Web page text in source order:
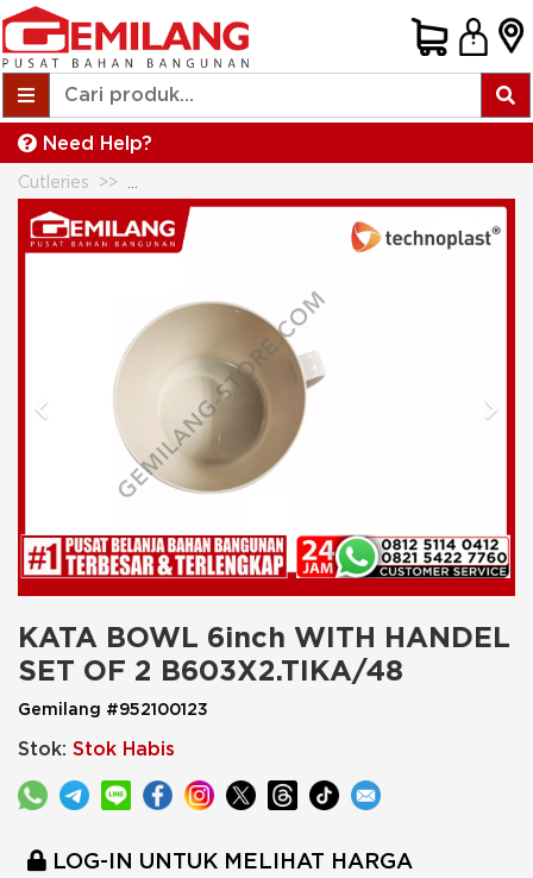
Need Help?
Cutleries
Previous Next
KATA BOWL 6inch WITH HANDEL
SET OF 2 B603X2.TIKA/48
Gemilang #952100123
Stok: Stok Habis
LOG-IN UNTUK MELIHAT HARGA